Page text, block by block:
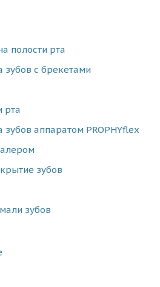
полости рта
зубов с брекетами
рта
аппаратом PROPHYflex
зубов
зубов